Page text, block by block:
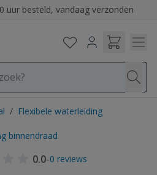
uur besteld, vandaag verzonden
/ Flexibele waterleiding
binnendraad
0.0-0 reviews